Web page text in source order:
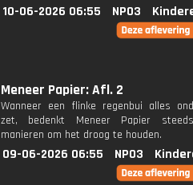
10-06-2026 06:55 NPO3
Meneer Papier: Afl. 2
Wanneer een flinke regenbui alles
zet, bedenkt Meneer Papier
manieren om het droog te houden.
09-06-2026 06:55 NPO3